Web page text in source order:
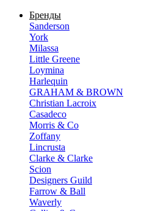
Бренды
Sanderson
York
Milassa
Little Greene
Loymina
Harlequin
GRAHAM & BROWN
Christian Lacroix
Casadeco
Morris & Co
Zoffany
Lincrusta
Clarke & Clarke
Scion
Designers Guild
Farrow & Ball
Waverly